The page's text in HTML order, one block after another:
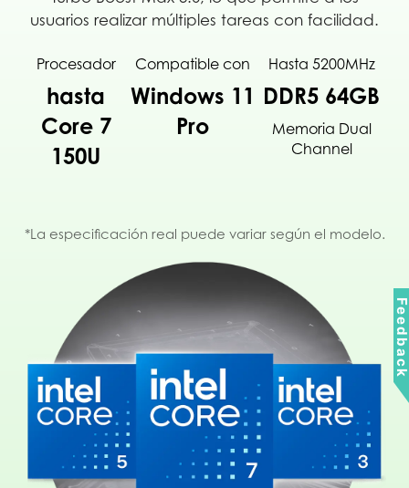
usuarios realizar múltiples tareas con facilidad.
Procesador
hasta
Core 7
150U
Compatible con
Windows 11
Pro
Hasta 5200MHz
DDR5 64GB
Memoria Dual
Channel
*La especificación real puede variar según el modelo.